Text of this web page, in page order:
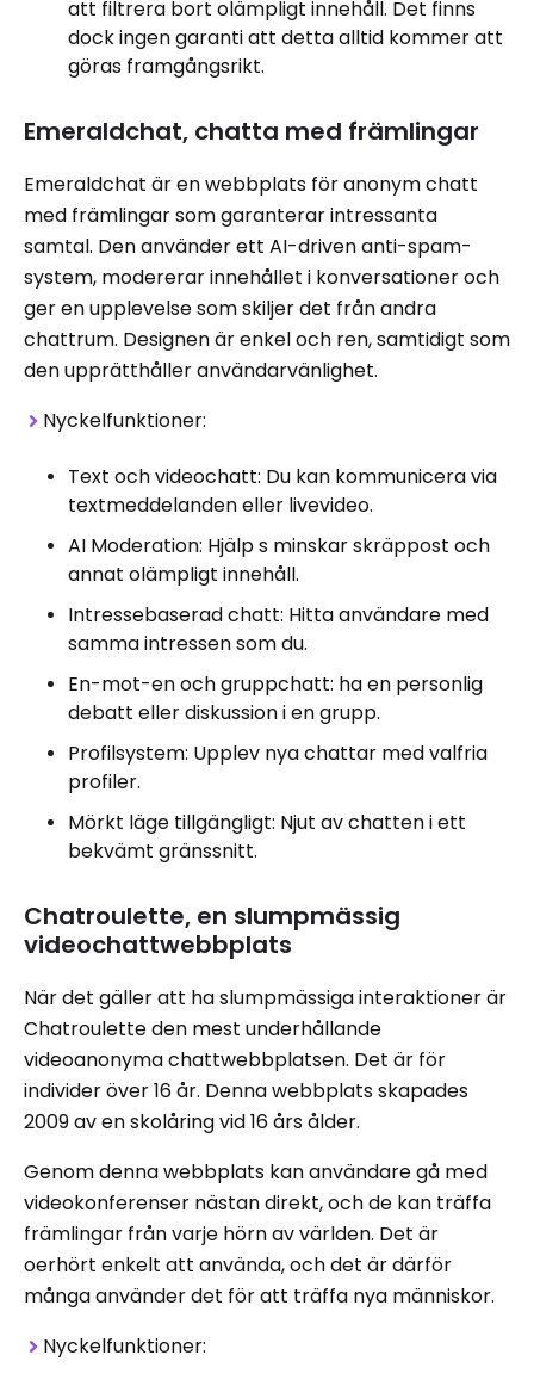
att filtrera bort olämpligt innehåll. Det finns
dock ingen garanti att detta alltid kommer att
göras framgångsrikt.
Emeraldchat, chatta med främlingar
Emeraldchat är en webbplats för anonym chatt
med främlingar som garanterar intressanta
samtal. Den använder ett AI-driven anti-spam-
system, modererar innehållet i konversationer och
ger en upplevelse som skiljer det från andra
chattrum. Designen är enkel och ren, samtidigt som
den upprätthåller användarvänlighet.
Nyckelfunktioner:
Text och videochatt: Du kan kommunicera via
textmeddelanden eller livevideo.
AI Moderation: Hjälp s minskar skräppost och
annat olämpligt innehåll.
Intressebaserad chatt: Hitta användare med
samma intressen som du.
En-mot-en och gruppchatt: ha en personlig
debatt eller diskussion i en grupp.
Profilsystem: Upplev nya chattar med valfria
profiler.
Mörkt läge tillgängligt: ​​Njut av chatten i ett
bekvämt gränssnitt.
Chatroulette, en slumpmässig
videochattwebbplats
När det gäller att ha slumpmässiga interaktioner är
Chatroulette den mest underhållande
videoanonyma chattwebbplatsen. Det är för
individer över 16 år. Denna webbplats skapades
2009 av en skolåring vid 16 års ålder.
Genom denna webbplats kan användare gå med
videokonferenser nästan direkt, och de kan träffa
främlingar från varje hörn av världen. Det är
oerhört enkelt att använda, och det är därför
många använder det för att träffa nya människor.
Nyckelfunktioner: